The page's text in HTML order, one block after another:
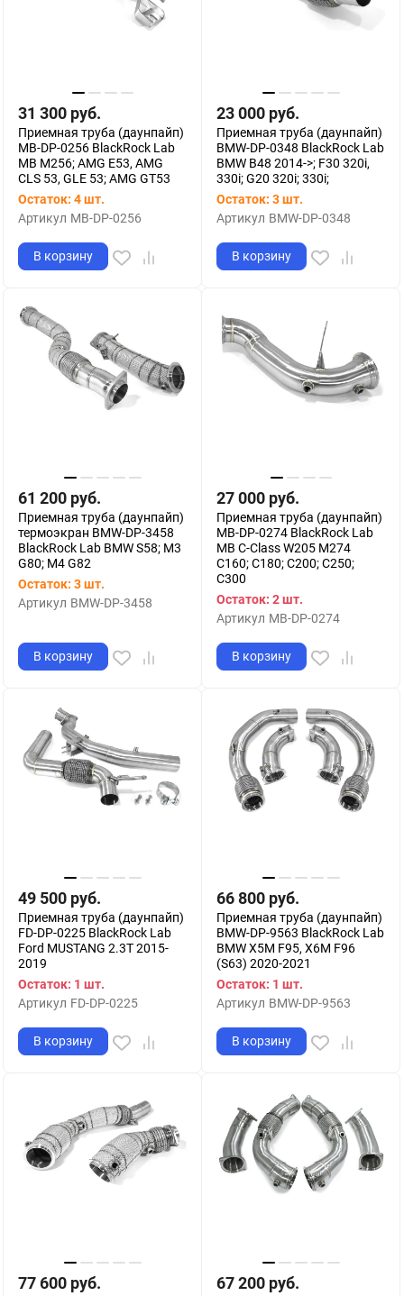
31 300 руб.
Приемная труба (даунпайп)
MB-DP-0256 BlackRock Lab
MB M256; AMG E53, AMG
CLS 53, GLE 53; AMG GT53
Остаток: 4 шт.
Артикул MB-DP-0256
В корзину
23 000 руб.
Приемная труба (даунпайп)
BMW-DP-0348 BlackRock Lab
BMW B48 2014->; F30 320i,
330i; G20 320i; 330i;
Остаток: 3 шт.
Артикул BMW-DP-0348
В корзину
61 200 руб.
Приемная труба (даунпайп)
термоэкран BMW-DP-3458
BlackRock Lab BMW S58; M3
G80; M4 G82
Остаток: 3 шт.
Артикул BMW-DP-3458
В корзину
27 000 руб.
Приемная труба (даунпайп)
MB-DP-0274 BlackRock Lab
MB C-Class W205 M274
C160; C180; C200; C250;
C300
Остаток: 2 шт.
Артикул MB-DP-0274
В корзину
49 500 руб.
Приемная труба (даунпайп)
FD-DP-0225 BlackRock Lab
Ford MUSTANG 2.3T 2015-
2019
Остаток: 1 шт.
Артикул FD-DP-0225
В корзину
66 800 руб.
Приемная труба (даунпайп)
BMW-DP-9563 BlackRock Lab
BMW X5M F95, X6M F96
(S63) 2020-2021
Остаток: 1 шт.
Артикул BMW-DP-9563
В корзину
77 600 руб. 67 200 руб.